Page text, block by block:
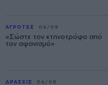
ΑΓΡΟΤΕΣ 06/08
«Σώστε τον κτηνοτρόφο από
τον αφανισμό»
ΔΡΑΣΕΙΣ 06/08